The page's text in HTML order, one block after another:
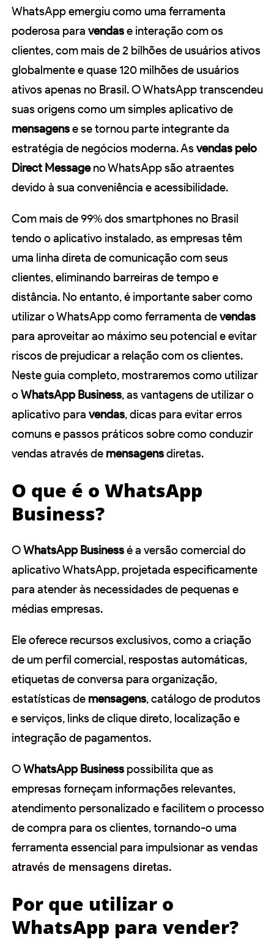
WhatsApp emergiu como uma ferramenta
poderosa para vendase interação com os
clientes, com mais de 2 bilhões de usuários ativos
globalmente e quase 120 milhões de usuários
ativos apenas no Brasil. O WhatsApp transcendeu
suas origens como um simples aplicativo de
mensagense se tornou parte integrante da
estratégia de negócios moderna. Asvendas pelo
Direct Messageno WhatsApp são atraentes
devido à sua conveniência e acessibilidade.
Com mais de 99% dos smartphones no Brasil
tendo o aplicativo instalado, as empresas têm
uma linha direta de comunicação com seus
clientes, eliminando barreiras de tempo e
distância. No entanto, é importante saber como
utilizar o WhatsApp como ferramenta devendas
para aproveitar ao máximo seu potencial e evitar
riscos de prejudicar a relação com os clientes.
Neste guia completo, mostraremos como utilizar
o WhatsApp Business, as vantagens de utilizar o
aplicativo para vendas, dicas para evitar erros
comuns e passos práticos sobre como conduzir
vendas através de mensagensdiretas.
O que é o WhatsApp
Business?
OWhatsApp Businessé a versão comercial do
aplicativo WhatsApp, projetada especificamente
para atender às necessidades de pequenas e
médias empresas.
Ele oferece recursos exclusivos, como a criação
de um perfil comercial, respostas automáticas,
etiquetas de conversa para organização,
estatísticas de mensagens, catálogo de produtos
e serviços, links de clique direto, localização e
integração de pagamentos.
OWhatsApp Business possibilita que as
empresas forneçam informações relevantes,
atendimento personalizado e facilitem o processo
de compra para os clientes, tornando-o uma
ferramenta essencial para impulsionar asvendas
através de mensagens diretas.
Por que utilizar o
WhatsApp para vender?